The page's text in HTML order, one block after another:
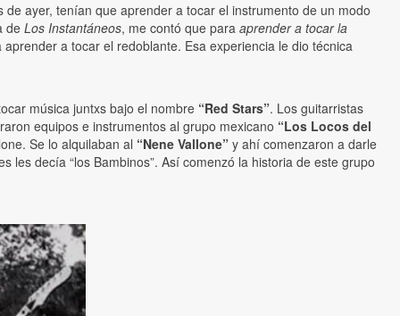
ayer, tenían que aprender a tocar el instrumento de un modo
de Los Instantáneos, me contó que para aprender a tocar la
aprender a tocar el redoblante. Esa experiencia le dio técnica
música juntxs bajo el nombre “Red Stars”. Los guitarristas
equipos e instrumentos al grupo mexicano “Los Locos del
Se lo alquilaban al “Nene Vallone” y ahí comenzaron a darle
les decía “los Bambinos”. Así comenzó la historia de este grupo